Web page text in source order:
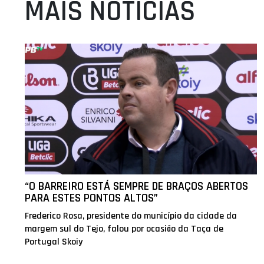
MAIS NOTÍCIAS
“O BARREIRO ESTÁ SEMPRE DE BRAÇOS ABERTOS
PARA ESTES PONTOS ALTOS”
Frederico Rosa, presidente do município da cidade da
margem sul do Tejo, falou por ocasião da Taça de
Portugal Skoiy